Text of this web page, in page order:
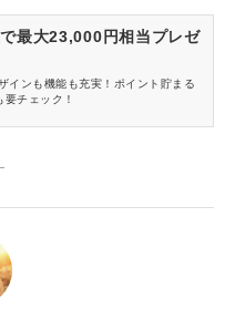
最大23,000円相当プレゼ
インも機能も充実！ポイント貯まる
チェック！